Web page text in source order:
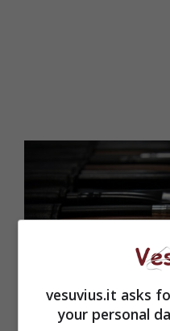
vesuvius.it asks
your personal